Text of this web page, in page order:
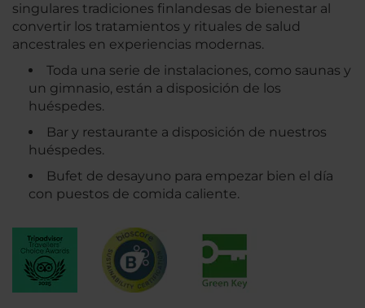
singulares tradiciones finlandesas de bienestar al
convertir los tratamientos y rituales de salud
ancestrales en experiencias modernas.
Toda una serie de instalaciones, como saunas y
un gimnasio, están a disposición de los
huéspedes.
Bar y restaurante a disposición de nuestros
huéspedes.
Bufet de desayuno para empezar bien el día
con puestos de comida caliente.